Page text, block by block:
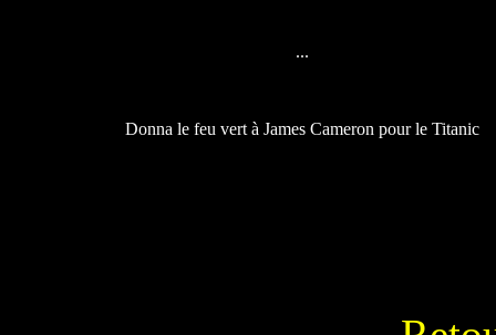
...
Donna le feu vert à James Cameron pour le Titanic